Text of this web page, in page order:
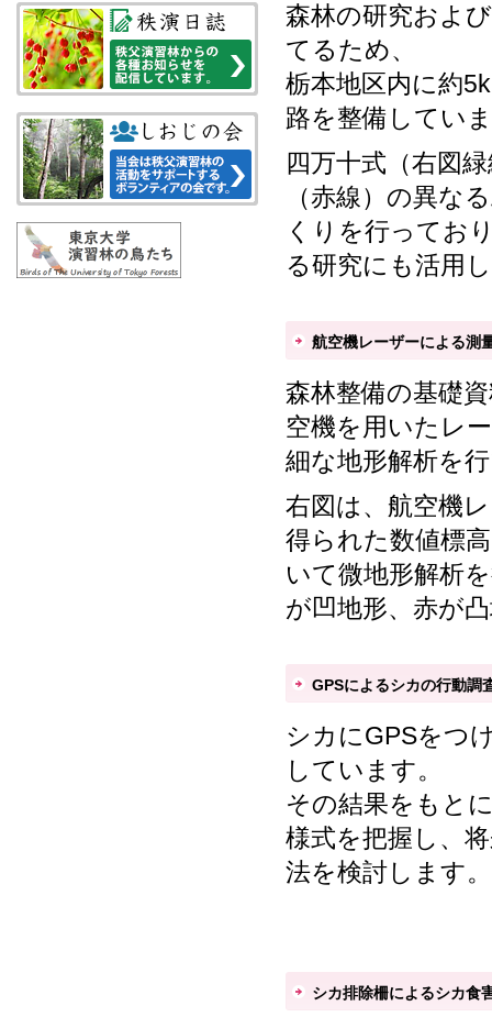
森林の研究およ
てるため、
栃本地区内に約
路を整備してい
四万十式（右図
（赤線）の異な
くりを行ってお
る研究にも活用
航空機レーザーによる測
森林整備の基礎
空機を用いたレ
細な地形解析を
右図は、航空機
得られた数値標
いて微地形解析
が凹地形、赤が
GPSによるシカの行動調
シカにGPSをつ
しています。
その結果をもと
様式を把握し、
法を検討します。
シカ排除柵によるシカ食